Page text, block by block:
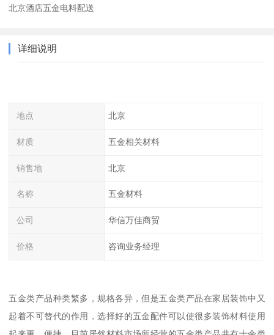
北京酒店五金电料配送
详细说明
地点 北京
材质 五金相关材料
销售地 北京
名称 五金材料
公司 华信万佳商贸
价格 咨询业务经理
五金类产品种类繁多，规格各异，但是五金类产品在家居装饰中又
起着不可替代的作用，选择好的五金配件可以使很多装饰材料使用